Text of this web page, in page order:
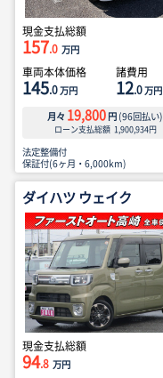
現金支払総額
157.0 万円
車両本体価格
145.0万円
諸費用
12.0万円
月々 19,800 円 (96回払い)
ローン支払総額 1,900,934円
法定整備付
保証付(6ヶ月・6,000km)
ダイハツ ウェイク
現金支払総額
94.8 万円